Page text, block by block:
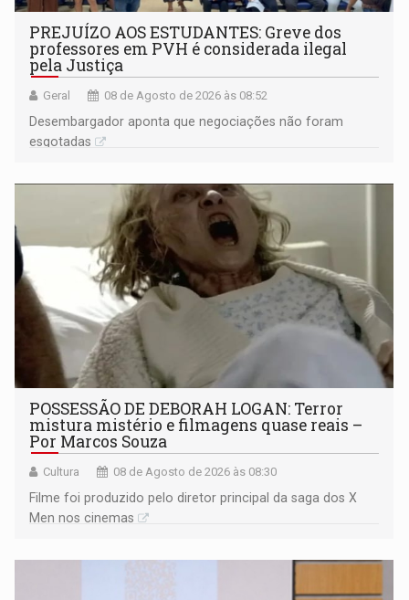
PREJUÍZO AOS ESTUDANTES: Greve dos
professores em PVH é considerada ilegal
pela Justiça
Geral 08 de Agosto de 2026 às 08:52
Desembargador aponta que negociações não foram
esgotadas
POSSESSÃO DE DEBORAH LOGAN: Terror
mistura mistério e filmagens quase reais –
Por Marcos Souza
Cultura 08 de Agosto de 2026 às 08:30
Filme foi produzido pelo diretor principal da saga dos X
Men nos cinemas